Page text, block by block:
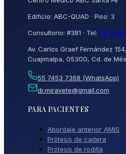
Edificio: ABC-QUAD · Piso: 3
Consultorio: #381 · Tel: 55 1339
Av. Carlos Graef Fernández
Cuajimalpa, 05300, Cd. de
55 7453 7368 (WhatsApp)
dr.miravete@gmail.com
PARA PACIENTES
Abordaje anterior AMIS
Prótesis de cadera
Prótesis de rodilla